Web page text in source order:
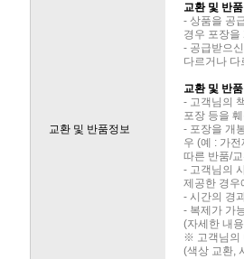
교환 및 반품정보
교환 및 반
- 상품을 공
경우 포장
- 공급받으
다르거나 다
교환 및 반
- 고객님의
포장 등을
- 포장을 개
우 (예 : 가
따른 반품/
- 고객님의
제공한 경우
- 시간의 경
- 복제가 가
(자세한 내
※ 고객님의
(색상 교환,